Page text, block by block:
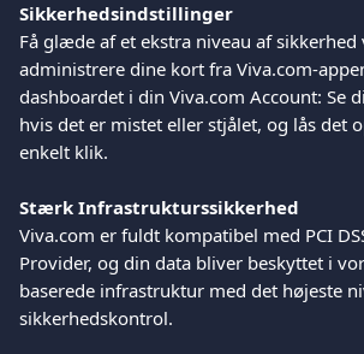
Sikkerhedsindstillinger
Få glæde af et ekstra niveau af sikkerhed
administrere dine kort fra Viva.com-
dashboardet i din Viva.com Account: Se
hvis det er mistet eller stjålet, og lås det
enkelt klik.
Stærk Infrastrukturssikkerhed
Viva.com er fuldt kompatibel med PCI
Provider, og din data bliver beskyttet i
baserede infrastruktur med det højeste
sikkerhedskontrol.